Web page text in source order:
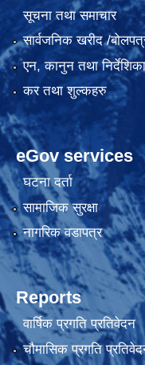
सूचना तथा समाचार
सार्वजनिक खरीद /
एन, कानुन तथा निर्देशिका
कर तथा शुल्कहरु
eGov services
घटना दर्ता
सामाजिक सुरक्षा
नागरिक वडापत्र
Reports
वार्षिक प्रगति प्रतिवेदन
चौमासिक प्रगति